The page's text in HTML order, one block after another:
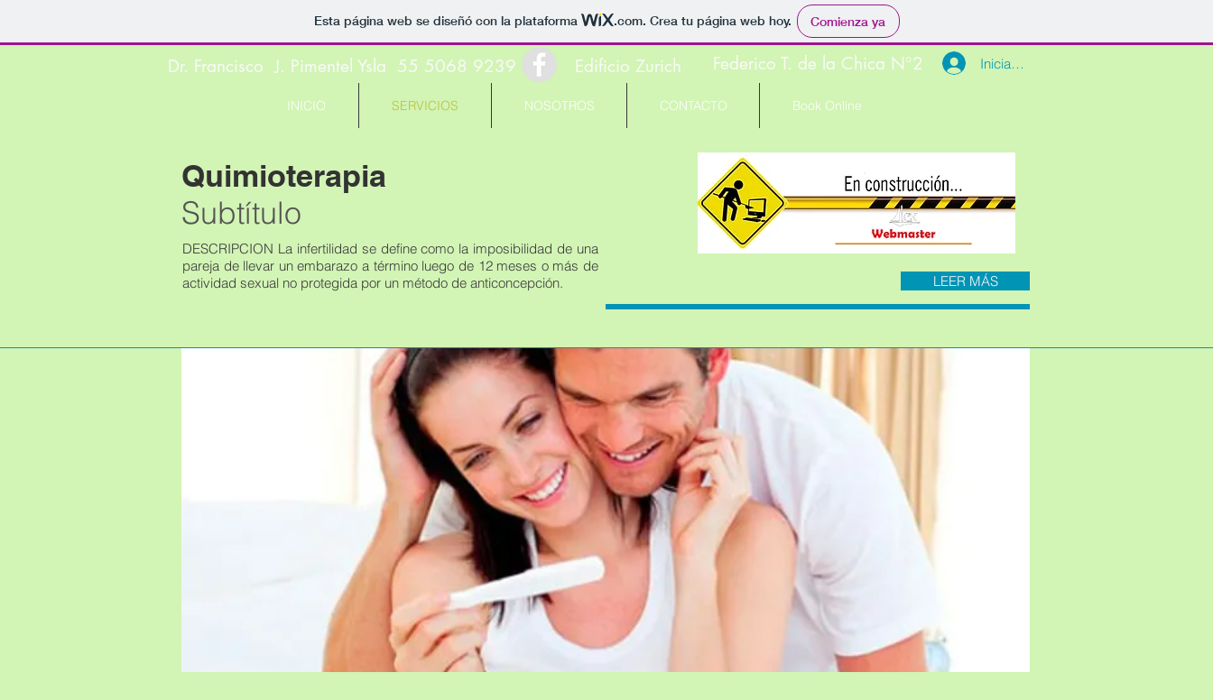
Esta página web se diseñó con la plataforma .com. Crea tu página web hoy. Comienza ya
Dr. Francisco J. Pimentel Ysla Federico T. de la Chica N°2
Edificio Zurich
55 5068 9239
INICIO SERVICIOS NOSOTROS CONTACTO Book Online
Iniciar sesión
Quimioterapia
Subtítulo
DESCRIPCION La infertilidad se define como la imposibilidad de una
pareja de llevar un embarazo a término luego de 12 meses o más de
actividad sexual no protegida por un método de anticoncepción.
LEER MÁS